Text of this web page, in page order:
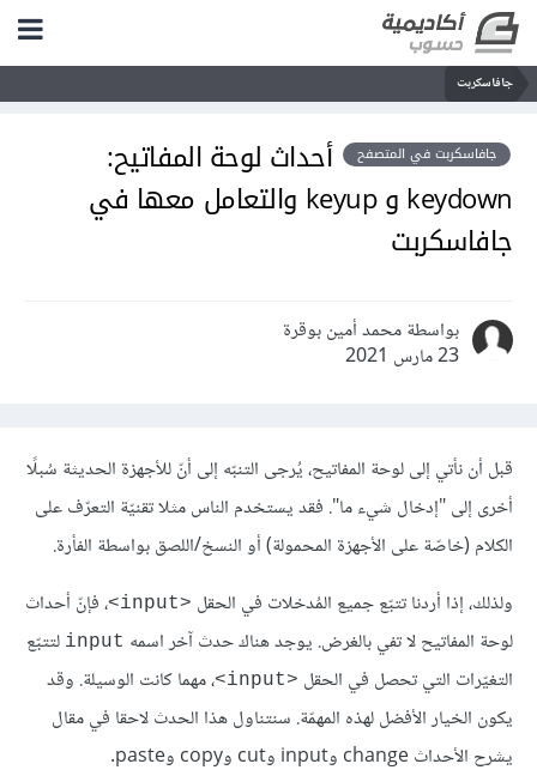
جافاسكربت
جافاسكربت في المتصفح
أحداث لوحة المفاتيح:
keydown و keyup والتعامل معها في
جافاسكربت
بواسطة محمد أمين بوقرة
23 مارس 2021
قبل أن نأتي إلى لوحة المفاتيح، يُرجى التنبّه إلى أنّ للأجهزة الحديثة سُبلًا
أخرى إلى "إدخال شيء ما". فقد يستخدم الناس مثلا تقنيّة التعرّف على
الكلام (خاصّة على اﻷجهزة المحمولة) أو النسخ/اللصق بواسطة الفأرة.
ولذلك، إذا أردنا تتبّع جميع المُدخلات في الحقل <input>
، فإنّ أحداث
لوحة المفاتيح لا تفي بالغرض. يوجد هناك حدث آخر اسمه input لتتبّع
التغيّرات التي تحصل في الحقل <input>
، مهما كانت الوسيلة. وقد
يكون الخيار اﻷفضل لهذه المهمّة. سنتناول هذا الحدث لاحقا في مقال
يشرح اﻷحداث change وinput وcut وcopy وpaste.